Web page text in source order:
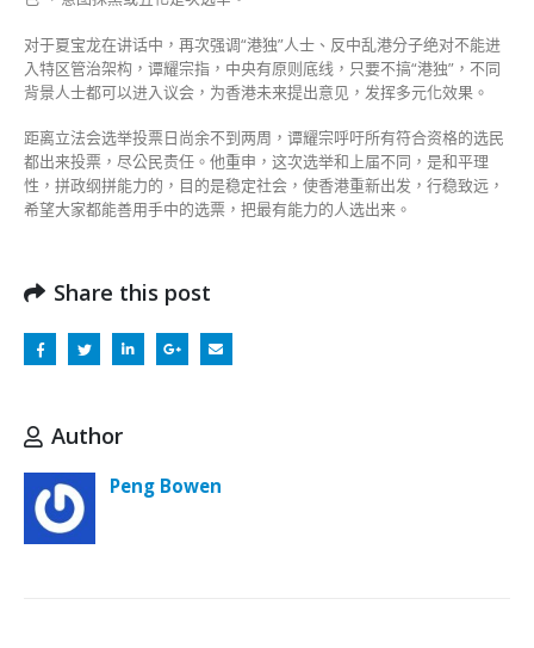
音〉
中
对于夏宝龙在讲话中，再次强调“港独”人士、反中乱港分子绝对不能进
入特区管治架构，谭耀宗指，中央有原则底线，只要不搞“港独”，不同
背景人士都可以进入议会，为香港未来提出意见，发挥多元化效果。
距离立法会选举投票日尚余不到两周，谭耀宗呼吁所有符合资格的选民
都出来投票，尽公民责任。他重申，这次选举和上届不同，是和平理
性，拼政纲拼能力的，目的是稳定社会，使香港重新出发，行稳致远，
希望大家都能善用手中的选票，把最有能力的人选出来。
Share this post
Author
Peng Bowen